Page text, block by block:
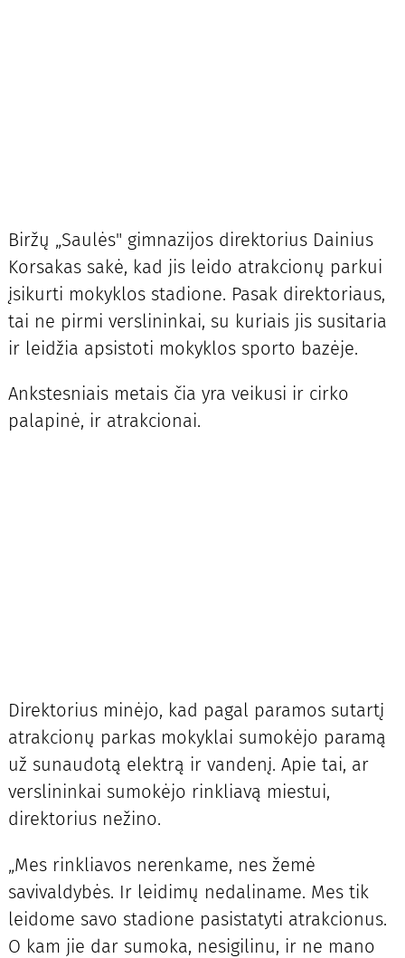
Biržų „Saulės" gimnazijos direktorius Dainius
Korsakas sakė, kad jis leido atrakcionų parkui
įsikurti mokyklos stadione. Pasak direktoriaus,
tai ne pirmi verslininkai, su kuriais jis susitaria
ir leidžia apsistoti mokyklos sporto bazėje.
Ankstesniais metais čia yra veikusi ir cirko
palapinė, ir atrakcionai.
Direktorius minėjo, kad pagal paramos sutartį
atrakcionų parkas mokyklai sumokėjo paramą
už sunaudotą elektrą ir vandenį. Apie tai, ar
verslininkai sumokėjo rinkliavą miestui,
direktorius nežino.
„Mes rinkliavos nerenkame, nes žemė
savivaldybės. Ir leidimų nedaliname. Mes tik
leidome savo stadione pasistatyti atrakcionus.
O kam jie dar sumoka, nesigilinu, ir ne mano